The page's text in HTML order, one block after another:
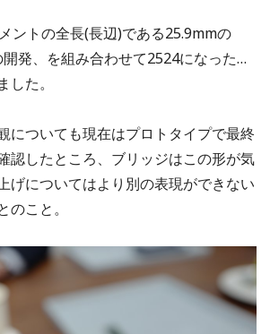
ントの全長(長辺)である25.9mmの
発、を組み合わせて2524になった…
た。
についても現在はプロトタイプで最終
認したところ、ブリッジはこの形が気
げについてはより別の表現ができない
こと。